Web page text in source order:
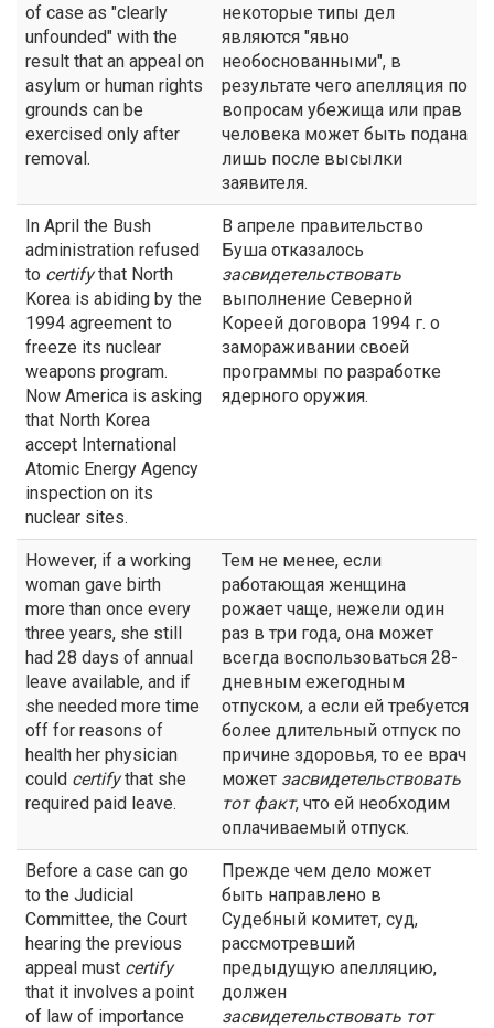
of case as "clearly
unfounded" with the
result that an appeal on
asylum or human rights
grounds can be
exercised only after
removal.
некоторые типы дел
являются "явно
необоснованными", в
результате чего апелляция по
вопросам убежища или прав
человека может быть подана
лишь после высылки
заявителя.
In April the Bush
administration refused
to certifythat North
Korea is abiding by the
1994 agreement to
freeze its nuclear
weapons program.
Now America is asking
that North Korea
accept International
Atomic Energy Agency
inspection on its
nuclear sites.
В апреле правительство
Буша отказалось
засвидетельствовать
выполнение Северной
Кореей договора 1994 г. о
замораживании своей
программы по разработке
ядерного оружия.
However, if a working
woman gave birth
more than once every
three years, she still
had 28 days of annual
leave available, and if
she needed more time
off for reasons of
health her physician
could certifythat she
required paid leave.
Тем не менее, если
работающая женщина
рожает чаще, нежели один
раз в три года, она может
всегда воспользоваться 28-
дневным ежегодным
отпуском, а если ей требуется
более длительный отпуск по
причине здоровья, то ее врач
может засвидетельствовать
тот факт, что ей необходим
оплачиваемый отпуск.
Before a case can go
to the Judicial
Committee, the Court
hearing the previous
appeal must certify
that it involves a point
of law of importance
Прежде чем дело может
быть направлено в
Судебный комитет, суд,
рассмотревший
предыдущую апелляцию,
должен
засвидетельствовать тот